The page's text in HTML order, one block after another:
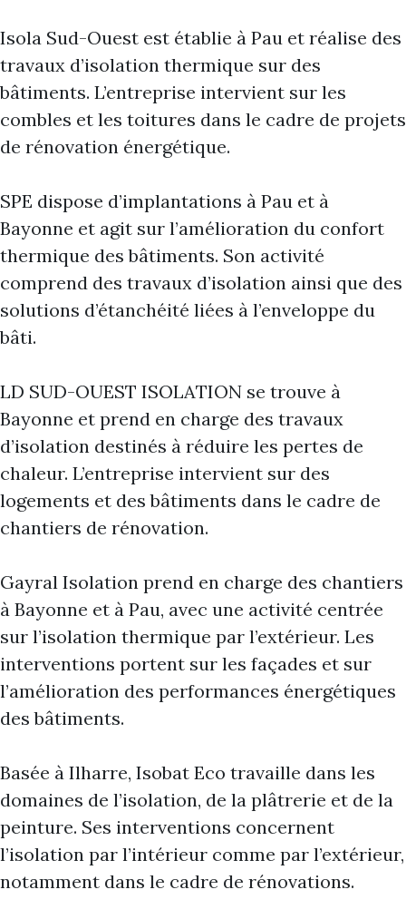
Isola Sud-Ouest est établie à Pau et réalise des
travaux d’isolation thermique sur des
bâtiments. L’entreprise intervient sur les
combles et les toitures dans le cadre de projets
de rénovation énergétique.
SPE dispose d’implantations à Pau et à
Bayonne et agit sur l’amélioration du confort
thermique des bâtiments. Son activité
comprend des travaux d’isolation ainsi que des
solutions d’étanchéité liées à l’enveloppe du
bâti.
LD SUD-OUEST ISOLATION se trouve à
Bayonne et prend en charge des travaux
d’isolation destinés à réduire les pertes de
chaleur. L’entreprise intervient sur des
logements et des bâtiments dans le cadre de
chantiers de rénovation.
Gayral Isolation prend en charge des chantiers
à Bayonne et à Pau, avec une activité centrée
sur l’isolation thermique par l’extérieur. Les
interventions portent sur les façades et sur
l’amélioration des performances énergétiques
des bâtiments.
Basée à Ilharre, Isobat Eco travaille dans les
domaines de l’isolation, de la plâtrerie et de la
peinture. Ses interventions concernent
l’isolation par l’intérieur comme par l’extérieur,
notamment dans le cadre de rénovations.